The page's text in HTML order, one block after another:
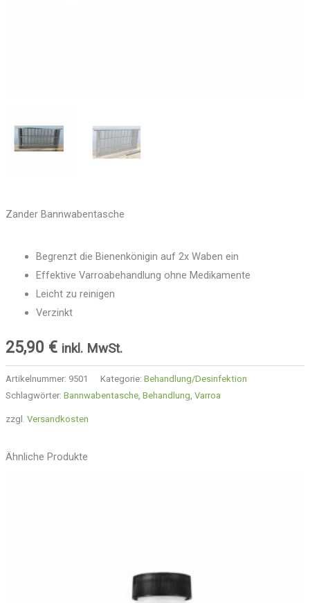
Zander Bannwabentasche
Begrenzt die Bienenkönigin auf 2x Waben ein
Effektive Varroabehandlung ohne Medikamente
Leicht zu reinigen
Verzinkt
25,90 € inkl. MwSt.
Artikelnummer: 9501 Kategorie: Behandlung/Desinfektion
Schlagwörter: Bannwabentasche, Behandlung Varroa
zzgl. Versandkosten
Ähnliche Produkte